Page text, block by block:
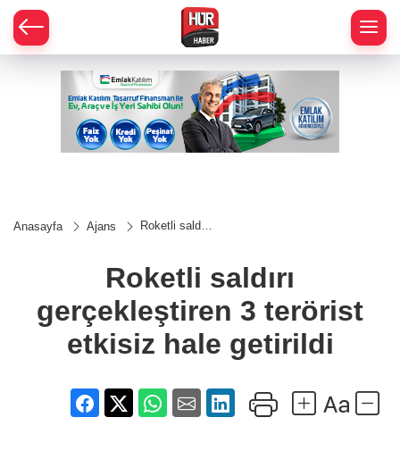
Anasayfa Ajans
Roketli saldırı
etkisiz hale
getirildi
Roketli saldırı
gerçekleştiren 3 terörist
etkisiz hale getirildi